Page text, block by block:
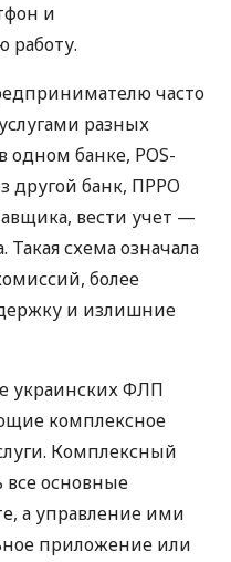
и
часто
разных
одном банке, POS-
другой банк, ПРРО
вести учет —
схема означала
более
и излишние
украинских ФЛП
комплексное
Комплексный
все основные
а управление ими
приложение или